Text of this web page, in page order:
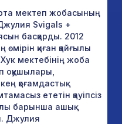
мектеп жобасының
Svigals +
басқарды. 2012
қиған қайғылы
мектебінің жоба
оқушылары,
қоғамдастық
ететін қауіпсіз
барынша ашық
Джулия